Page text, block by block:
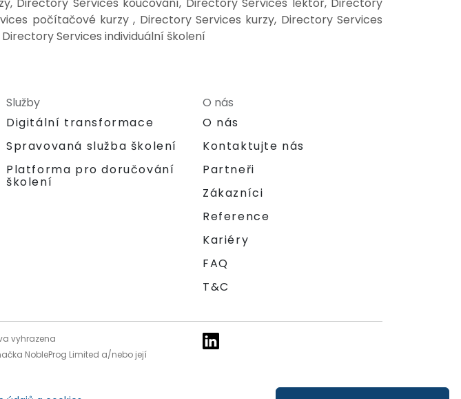
počítačové kurzy , Directory Services kurzy, Directory Services
Services individuální školení
Služby
Digitální transformace
Spravovaná služba školení
Platforma pro doručování
školení
O nás
O nás
Kontaktujte nás
Partneři
Zákazníci
Reference
Kariéry
FAQ
T&C
vyhrazena
NobleProg Limited a/nebo její